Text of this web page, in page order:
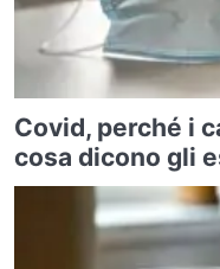
Covid, perché i
cosa dicono gli